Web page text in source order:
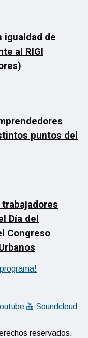
de
al RIGI
puntos del
Día del
Congreso
Soundcloud
reservados.